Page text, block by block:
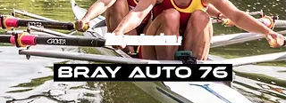
Nos partenaires :